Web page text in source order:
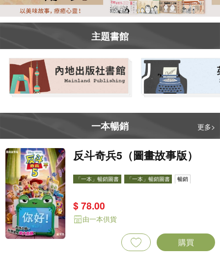
主題書館
一本暢銷 更多>
反斗奇兵5（圖畫故事版）
「一本」暢銷圖書 「一本」暢銷圖書 暢銷
$ 78.00
由一本供貨
購買